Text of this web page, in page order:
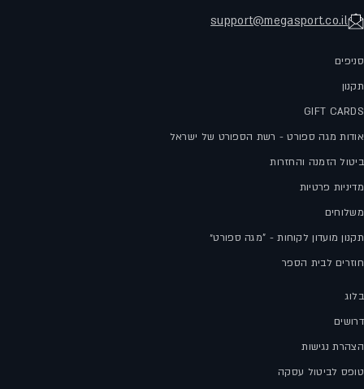
support@megasport.co.il
סניפים
תקנון
GIFT CARDS
אודות מגה ספורט - רשת הספורט של ישראל
ביטול הזמנה והחזרות
מדיניות פרטיות
משלוחים
תקנון מועדון לקוחות - "מגה ספורט״
חוזרים לבית הספר
בלוג
דרושים
הצהרת נגישות
טופס לביטול עסקה